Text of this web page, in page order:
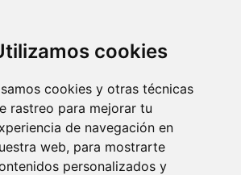
cookies
cookies y otras técnicas
rastreo para mejorar tu
de navegación en
web, para mostrarte
personalizados y
pedidos superiores a 95 EUR
gratuitos
o cambiar su pedido en cualquier momento
90 días
Trees.org
plantamos un árbol. Leer más